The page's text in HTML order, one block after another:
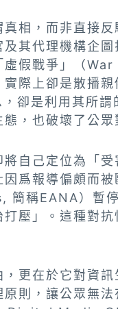
相，而非直接
其代理機構企圖
假戰爭」（
際上卻是散播親
卻是利用其所謂
，也破壞了公眾
自己定位為「
爲報導偏頗而被
稱EANA）暫停
壓」。這種對
更在於它對資
則，讓公眾無